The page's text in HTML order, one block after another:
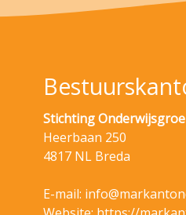
Stichting
Heerbaan 250
4817 NL Breda
E-mail: